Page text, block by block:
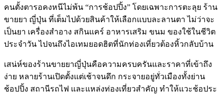
คนตั้งตารอคงหนีไม่พ้น “การช้อปปิ้ง” โดยเฉพาะการตะลุย ร้าน
ขายยา ญี่ปุ่น ที่เต็มไปด้วยสินค้าให้เลือกแบบละลานตา ไม่ว่าจะ
เป็นยา เครื่องสำอาง สกินแคร์ อาหารเสริม ขนม ของใช้ในชีวิต
ประจำวัน ไปจนถึงไอเทมยอดฮิตที่นักท่องเที่ยวต้องหิ้วกลับบ้าน
เสน่ห์ของร้านขายยาญี่ปุ่นคือความครบครันและราคาที่เข้าถึง
ง่าย หลายร้านเปิดตั้งแต่เช้าจนดึก กระจายอยู่ทั่วเมืองทั้งย่าน
ช้อปปิ้ง สถานีรถไฟ และแหล่งท่องเที่ยวสำคัญ ทำให้แวะช้อประ